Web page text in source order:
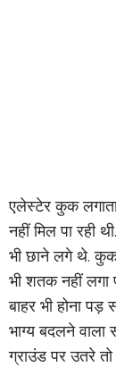
एलेस्टेर कुक
नहीं मिल पा रही
भी छाने लगे थे.
भी शतक नहीं लगा
बाहर भी होना
भाग्य बदलने
ग्राउंड पर उतरे